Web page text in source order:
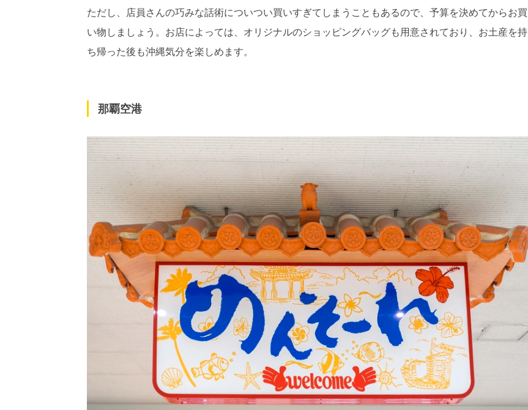
ただし、店員さんの巧みな話術についつい買いすぎてしまうこともあるので、予算を決めてからお買
い物しましょう。お店によっては、オリジナルのショッピングバッグも用意されており、お土産を持
ち帰った後も沖縄気分を楽しめます。
那覇空港